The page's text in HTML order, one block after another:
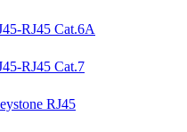
RJ45 Cat.6A
RJ45 Cat.7
RJ45